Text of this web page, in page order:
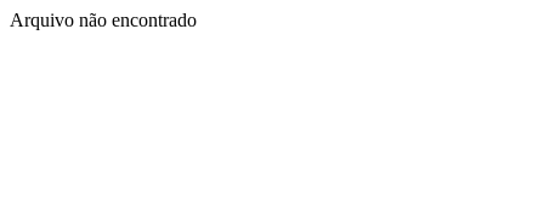
Arquivo não encontrado